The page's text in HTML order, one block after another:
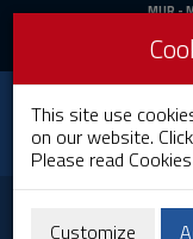
Skip
Content
MIUR
Login
MUR-
Toggle
navigation
This site use
on our website.
Please read
Customize